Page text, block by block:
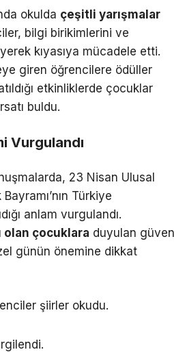
okulda çeşitli yarışmalar
bilgi birikimlerini ve
kıyasıya mücadele etti.
giren öğrencilere ödüller
etkinliklerde çocuklar
buldu.
Vurgulandı
23 Nisan Ulusal
Türkiye
anlam vurgulandı.
olan çocuklara duyulan güven
günün önemine dikkat
şiirler okudu.